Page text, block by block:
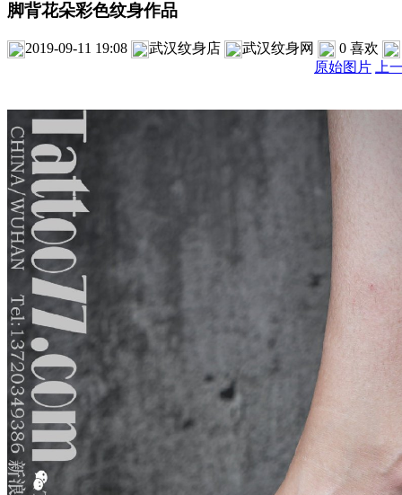
脚背花朵彩色纹身作品
2019-09-11 19:08 武汉纹身店 武汉纹身网 0 喜欢
原始图片 上